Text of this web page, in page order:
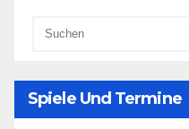
Spiele Und Termine